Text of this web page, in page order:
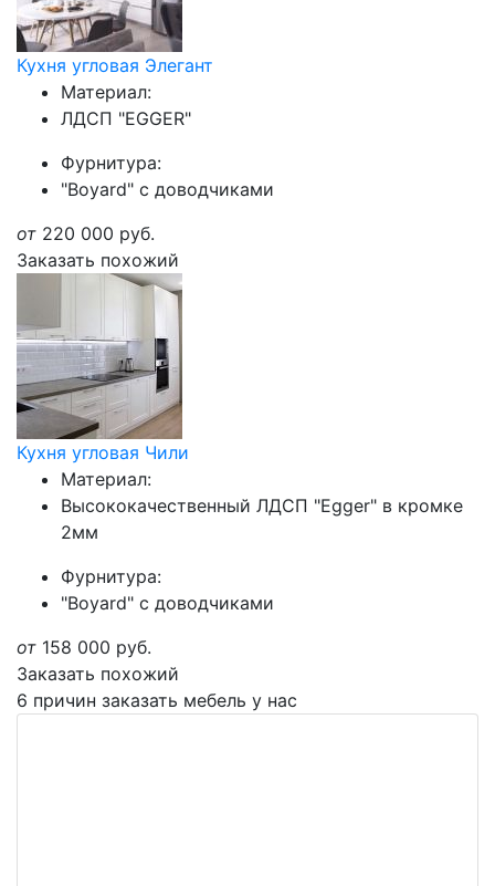
Кухня угловая Элегант
Материал:
ЛДСП "EGGER"
Фурнитура:
"Boyard" с доводчиками
от 220 000 руб.
Заказать похожий
Кухня угловая Чили
Материал:
Высококачественный ЛДСП "Egger" в кромке
2мм
Фурнитура:
"Boyard" с доводчиками
от 158 000 руб.
Заказать похожий
6 причин заказать мебель у нас